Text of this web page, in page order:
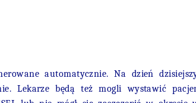
automatycznie. Na dzień
Lekarze będą też mogli wystawić